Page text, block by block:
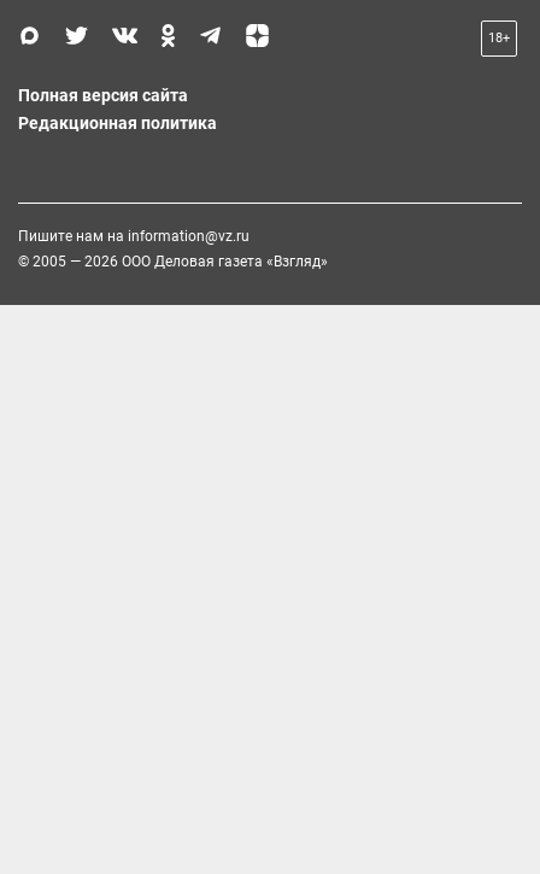
18+
Полная версия сайта
Редакционная политика
Пишите нам на information@vz.ru
© 2005 — 2026 ООО Деловая газета «Взгляд»